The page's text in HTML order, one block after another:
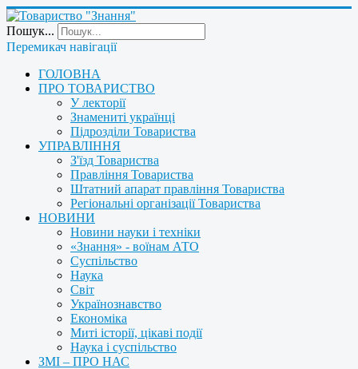
Пошук...
Перемикач навігації
ГОЛОВНА
ПРО ТОВАРИСТВО
У лекторії
Знамениті українці
Підрозділи Товариства
УПРАВЛІННЯ
З'їзд Товариства
Правління Товариства
Штатний апарат правління Товариства
Регіональні організації Товариства
НОВИНИ
Новини науки і техніки
«Знання» - воїнам АТО
Суспільство
Наука
Світ
Українознавство
Економіка
Миті історії, цікаві події
Наука і суспільство
ЗМІ – ПРО НАС